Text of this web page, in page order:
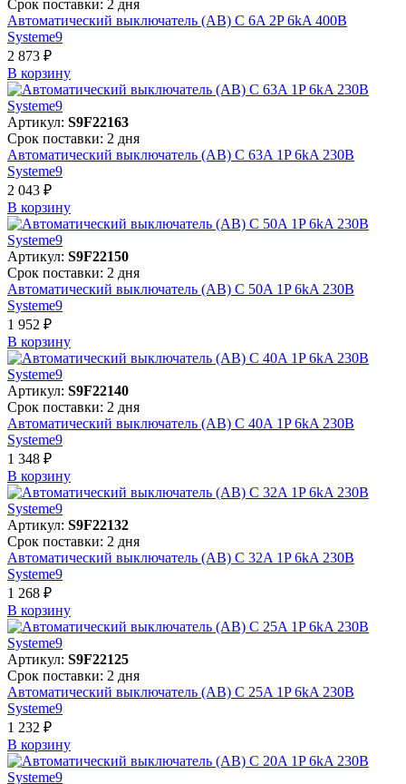
Срок поставки: 2 дня
Автоматический выключатель (АВ) C 6A 2P 6kA 400В
Systeme9
2 873 ₽
В корзинy
Артикул: S9F22163
Срок поставки: 2 дня
Автоматический выключатель (АВ) C 63A 1P 6kA 230В
Systeme9
2 043 ₽
В корзинy
Артикул: S9F22150
Срок поставки: 2 дня
Автоматический выключатель (АВ) C 50A 1P 6kA 230В
Systeme9
1 952 ₽
В корзинy
Артикул: S9F22140
Срок поставки: 2 дня
Автоматический выключатель (АВ) C 40A 1P 6kA 230В
Systeme9
1 348 ₽
В корзинy
Артикул: S9F22132
Срок поставки: 2 дня
Автоматический выключатель (АВ) C 32A 1P 6kA 230В
Systeme9
1 268 ₽
В корзинy
Артикул: S9F22125
Срок поставки: 2 дня
Автоматический выключатель (АВ) C 25A 1P 6kA 230В
Systeme9
1 232 ₽
В корзинy